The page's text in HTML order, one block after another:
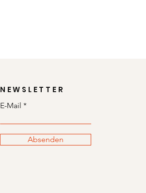
NEWSLETTER
E-Mail
Absenden